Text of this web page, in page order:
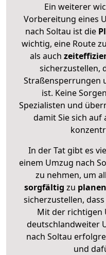
Ein weiterer
Vorbereitung eines
nach Soltau ist die
wichtig, eine Route
als auch
sicherzustellen,
Straßensperrungen
ist. Keine
Spezialisten und
damit Sie sich auf
In der Tat gibt es
einem Umzug nach
zu nehmen, um
sorgfältig zu planen
sicherzustellen,
Mit der richtigen
deutschlandweiter
nach Soltau
und